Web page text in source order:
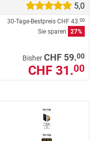
5,0
30-Tage-Bestpreis CHF 43.00
Sie sparen 27%
BisherCHF 59.00
CHF 31.00